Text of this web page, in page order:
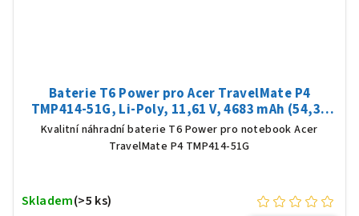
Baterie T6 Power pro Acer TravelMate P4
TMP414-51G, Li-Poly, 11,61 V, 4683 mAh (54,36
Wh), černá
Kvalitní náhradní baterie T6 Power pro notebook Acer
TravelMate P4 TMP414-51G
Skladem(>5 ks)